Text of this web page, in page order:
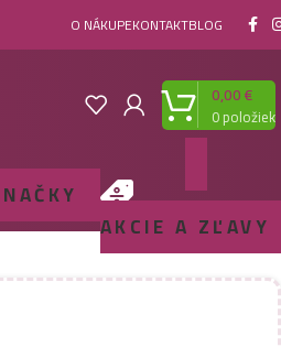
O NÁKUPEKONTAKTBLOG
0položiek
0,00€
AKCIE A ZĽAVY